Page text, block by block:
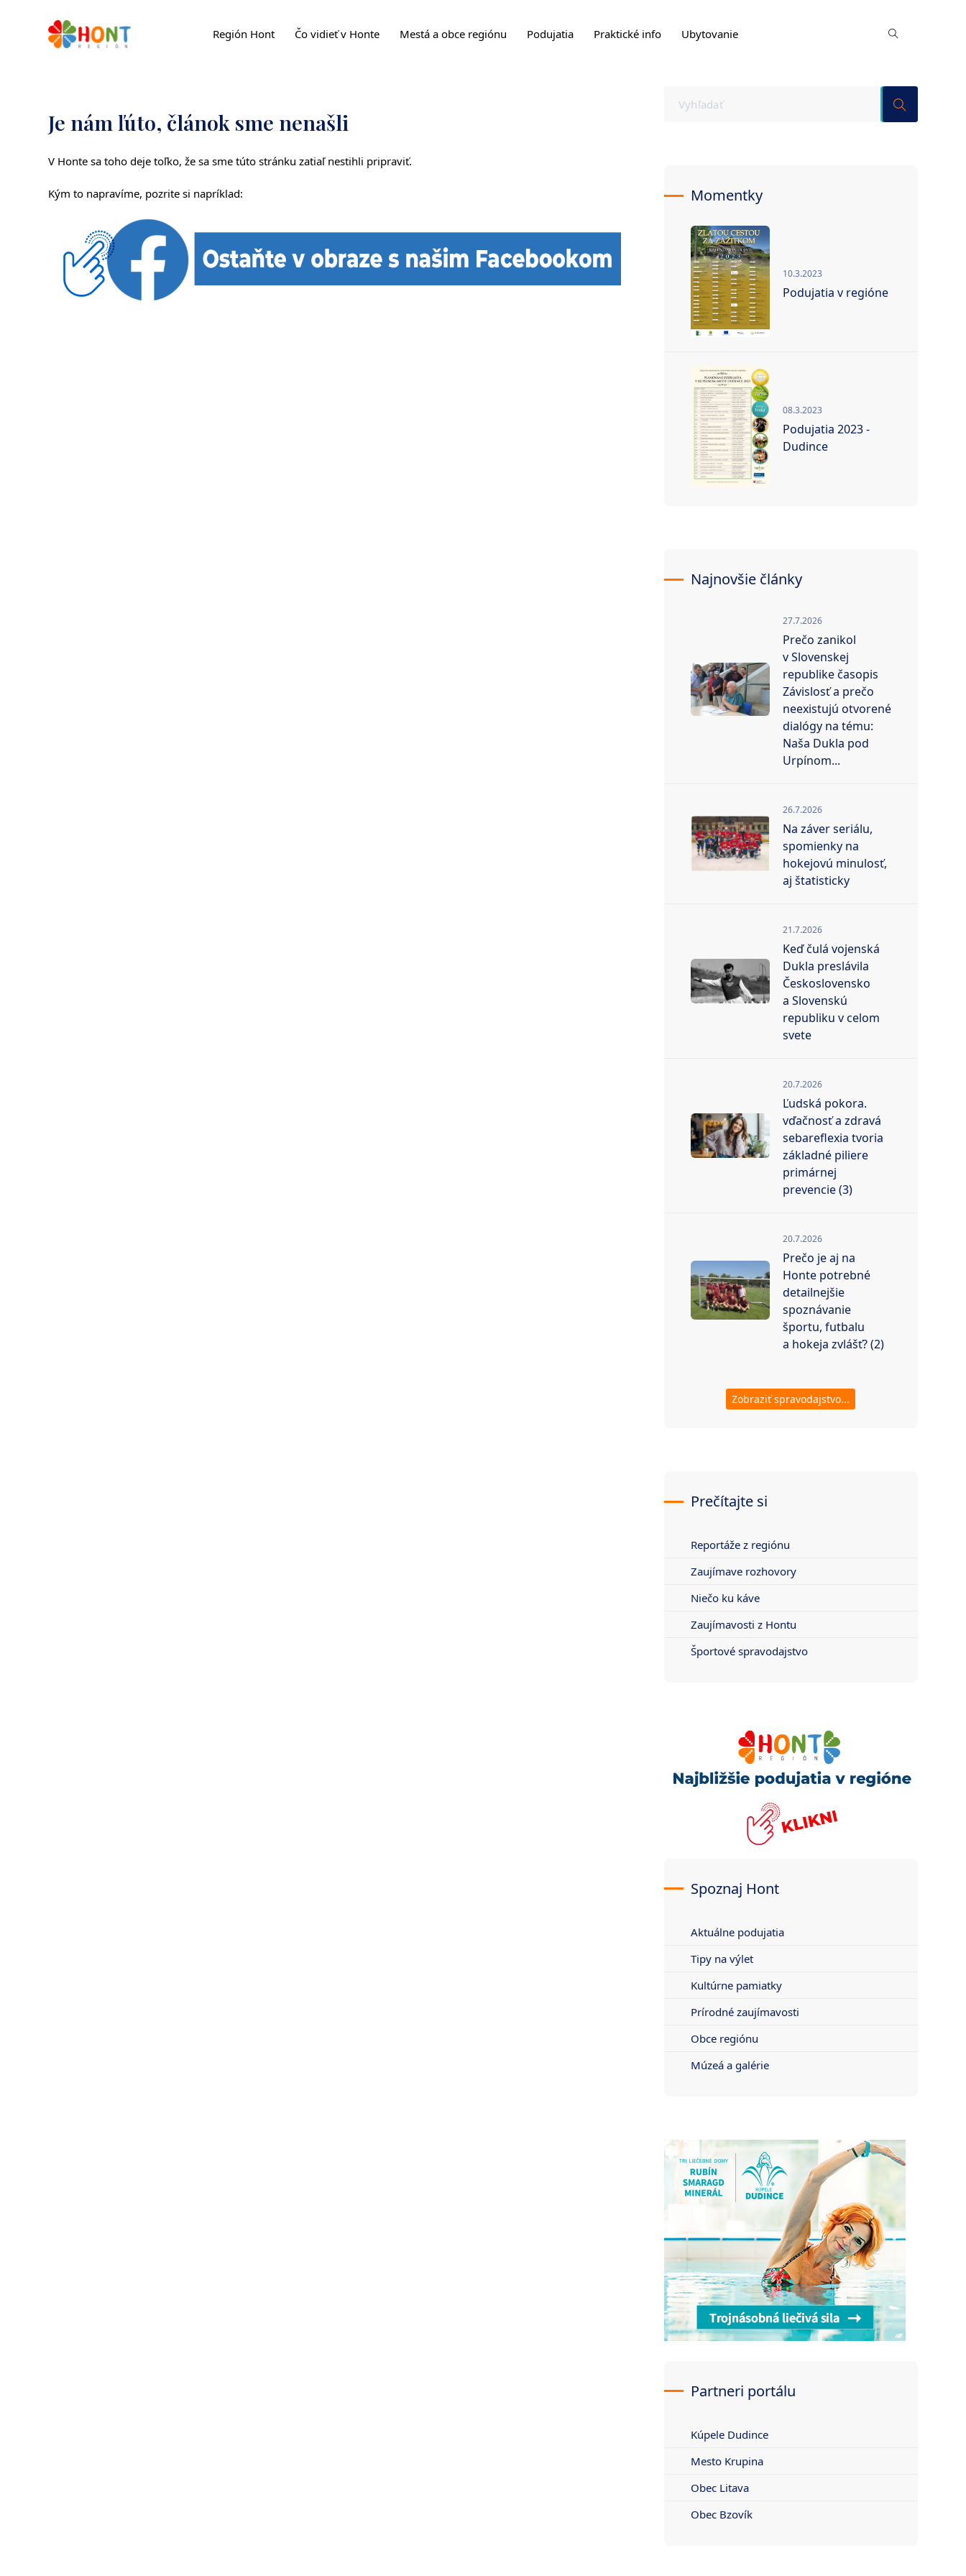
Región Hont Čo vidieť v Honte Mestá a obce regiónu Podujatia Praktické info Ubytovanie
Je nám ľúto, článok sme nenašli
V Honte sa toho deje toľko, že sa sme túto stránku zatiaľ nestihli pripraviť.
Kým to napravíme, pozrite si napríklad: Momentky
10.3.2023
Podujatia v regióne
08.3.2023
Podujatia 2023 -
Dudince
Najnovšie články
27.7.2026
Prečo zanikol
v Slovenskej
republike časopis
Závislosť a prečo
neexistujú otvorené
dialógy na tému:
Naša Dukla pod
Urpínom...
26.7.2026
Na záver seriálu,
spomienky na
hokejovú minulosť,
aj štatisticky
21.7.2026
Keď čulá vojenská
Dukla preslávila
Československo
a Slovenskú
republiku v celom
svete
20.7.2026
Ľudská pokora.
vďačnosť a zdravá
sebareflexia tvoria
základné piliere
primárnej
prevencie (3)
20.7.2026
Prečo je aj na
Honte potrebné
detailnejšie
spoznávanie
športu, futbalu
a hokeja zvlášť? (2)
Zobraziť spravodajstvo...
Prečítajte si
Reportáže z regiónu
Zaujímave rozhovory
Niečo ku káve
Zaujímavosti z Hontu
Športové spravodajstvo
Spoznaj Hont
Aktuálne podujatia
Tipy na výlet
Kultúrne pamiatky
Prírodné zaujímavosti
Obce regiónu
Múzeá a galérie
Partneri portálu
Kúpele Dudince
Mesto Krupina
Obec Litava
Obec Bzovík